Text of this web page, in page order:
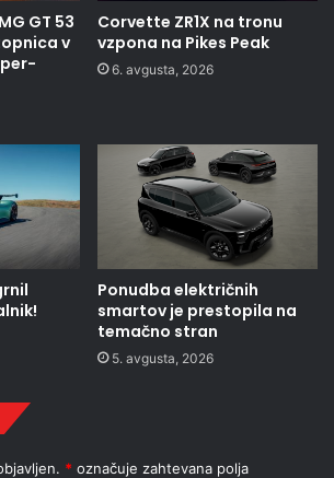
GT 53
v
Corvette ZR1X na tronu
vzpona na Pikes Peak
6. avgusta, 2026
Ponudba električnih
smartov je prestopila na
temačno stran
5. avgusta, 2026
* označuje zahtevana polja